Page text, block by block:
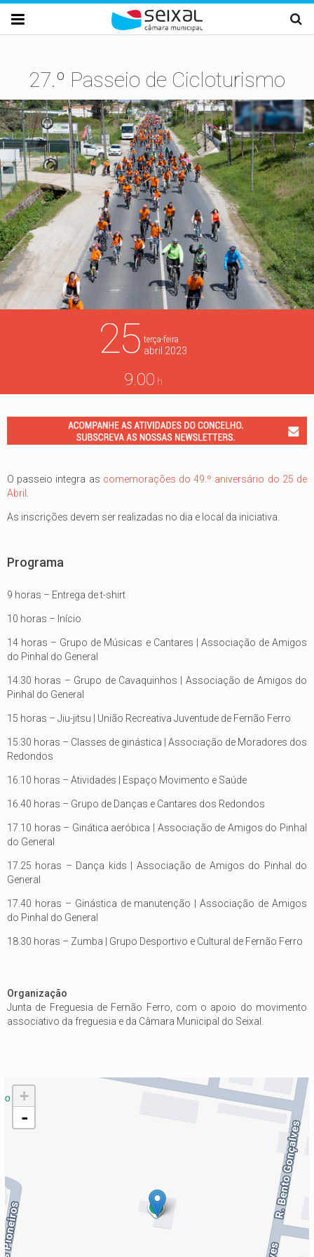
Passar para o conteúdo principal

27.º Passeio de Cicloturismo
25 terça-feira
abril 2023
9.00 h
O passeio integra as comemorações do 49.º aniversário do 25 de
Abril
As inscrições devem ser realizadas no dia e local da iniciativa.
Programa
9 horas – Entrega de t-shirt
10 horas – Início
14 horas – Grupo de Músicas e Cantares | Associação de Amigos
do Pinhal do General
14.30 horas – Grupo de Cavaquinhos | Associação de Amigos do
Pinhal do General
15 horas – Jiu-jitsu | União Recreativa Juventude de Fernão Ferro
15.30 horas – Classes de ginástica | Associação de Moradores dos
Redondos
16.10 horas – Atividades | Espaço Movimento e Saúde
16.40 horas – Grupo de Danças e Cantares dos Redondos
17.10 horas – Ginática aeróbica | Associação de Amigos do Pinhal
do General
17.25 horas – Dança kids | Associação de Amigos do Pinhal do
General
17.40 horas – Ginástica de manutenção | Associação de Amigos
do Pinhal do General
18.30 horas – Zumba | Grupo Desportivo e Cultural de Fernão Ferro
Organização
Junta de Freguesia de Fernão Ferro, com o apoio do movimento
associativo da freguesia e da Câmara Municipal do Seixal.
+
-